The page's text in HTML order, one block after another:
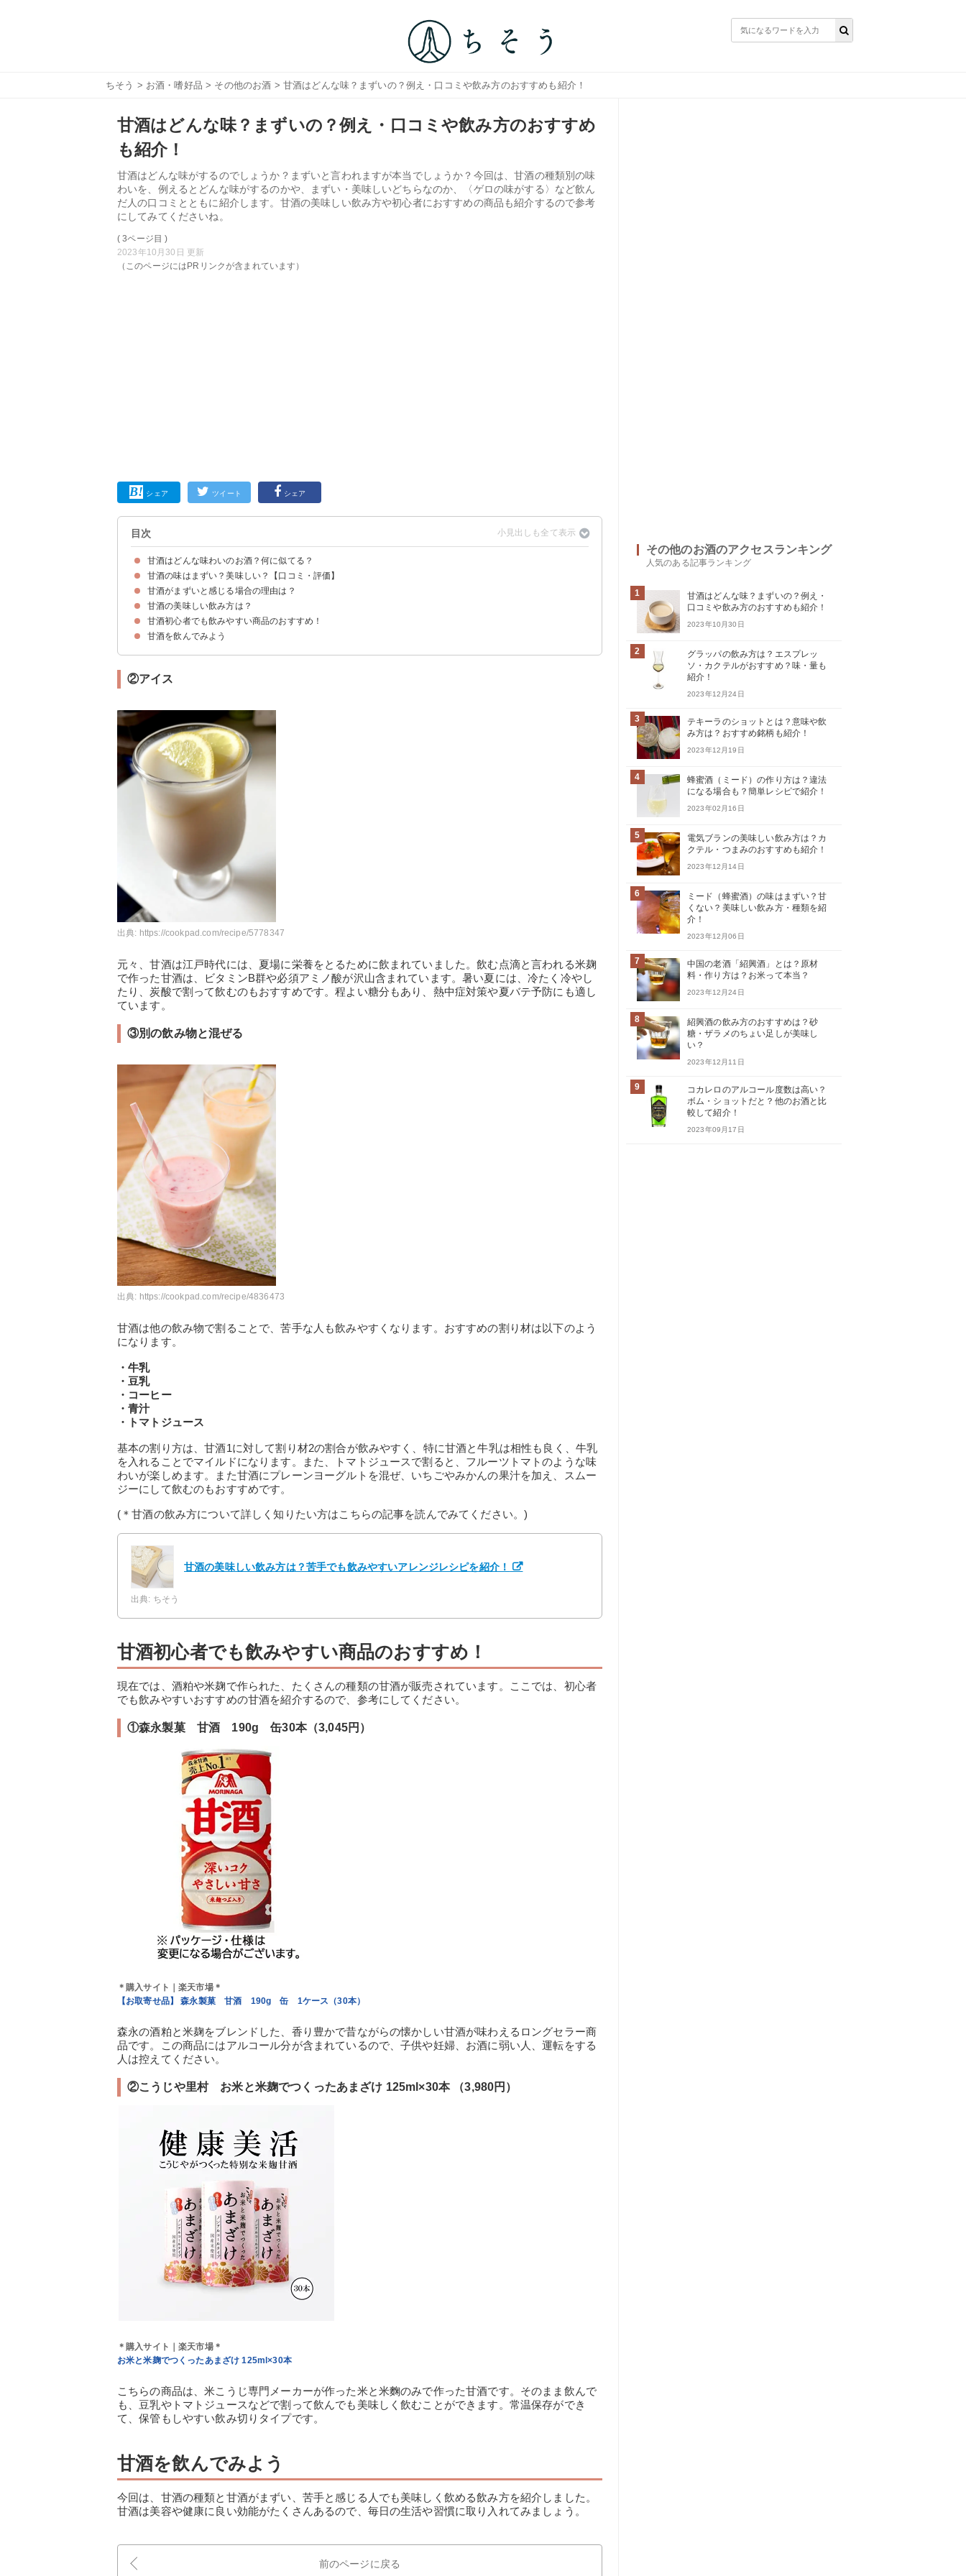
ちそう > お酒・嗜好品 > その他のお酒 > 甘酒はどんな味？まずいの？例え・口コミや飲み方のおすすめも紹介！
甘酒はどんな味？まずいの？例え・口コミや飲み方のおすすめ
も紹介！
甘酒はどんな味がするのでしょうか？まずいと言われますが本当でしょうか？今回は、甘酒の種類別の味
わいを、例えるとどんな味がするのかや、まずい・美味しいどちらなのか、〈ゲロの味がする〉など飲ん
だ人の口コミとともに紹介します。甘酒の美味しい飲み方や初心者におすすめの商品も紹介するので参考
にしてみてくださいね。
( 3ページ目 )
2023年10月30日 更新
（このページにはPRリンクが含まれています）
シェア ツイート シェア
目次
甘酒はどんな味わいのお酒？何に似てる？
【前提】甘酒は2種類ある
米麹＋米で作られた甘酒の味わい・風味は？例えると何に似てる？
酒粕で作られた甘酒の味わい・風味は？例えると何に似てる？
甘酒の味はまずい？美味しい？【口コミ・評価】
甘酒をまずいと感じる人の口コミ・評価
甘酒を美味しいと感じる人の口コミ・評価
甘酒がまずいと感じる場合の理由は？
①甘すぎる
②アルコール臭が苦手
③見た目が苦手
甘酒の美味しい飲み方は？
①ホット
②アイス
③別の飲み物と混ぜる
甘酒初心者でも飲みやすい商品のおすすめ！
①森永製菓 甘酒 190g 缶30本（3,045円）
②こうじや里村 お米と米麹でつくったあまざけ 125ml×30本 （3,980円）
甘酒を飲んでみよう
②アイス
出典: https://cookpad.com/recipe/5778347
元々、甘酒は江戸時代には、夏場に栄養をとるために飲まれていました。飲む点滴と言われる米麹
で作った甘酒は、ビタミンB群や必須アミノ酸が沢山含まれています。暑い夏には、冷たく冷やし
たり、炭酸で割って飲むのもおすすめです。程よい糖分もあり、熱中症対策や夏バテ予防にも適し
ています。
③別の飲み物と混ぜる
出典: https://cookpad.com/recipe/4836473
甘酒は他の飲み物で割ることで、苦手な人も飲みやすくなります。おすすめの割り材は以下のよう
になります。
・牛乳
・豆乳
・コーヒー
・青汁
・トマトジュース
基本の割り方は、甘酒1に対して割り材2の割合が飲みやすく、特に甘酒と牛乳は相性も良く、牛乳
を入れることでマイルドになります。また、トマトジュースで割ると、フルーツトマトのような味
わいが楽しめます。また甘酒にプレーンヨーグルトを混ぜ、いちごやみかんの果汁を加え、スムー
ジーにして飲むのもおすすめです。
(＊甘酒の飲み方について詳しく知りたい方はこちらの記事を読んでみてください。)
甘酒の美味しい飲み方は？苦手でも飲みやすいアレンジレシピを紹介！
出典: ちそう
甘酒初心者でも飲みやすい商品のおすすめ！
現在では、酒粕や米麹で作られた、たくさんの種類の甘酒が販売されています。ここでは、初心者
でも飲みやすいおすすめの甘酒を紹介するので、参考にしてください。
①森永製菓 甘酒 190g 缶30本（3,045円）
＊購入サイト｜楽天市場＊
【お取寄せ品】 森永製菓 甘酒 190g 缶 1ケース（30本）
森永の酒粕と米麹をブレンドした、香り豊かで昔ながらの懐かしい甘酒が味わえるロングセラー商
品です。この商品にはアルコール分が含まれているので、子供や妊婦、お酒に弱い人、運転をする
人は控えてください。
②こうじや里村 お米と米麹でつくったあまざけ 125ml×30本 （3,980円）
＊購入サイト｜楽天市場＊
お米と米麹でつくったあまざけ 125ml×30本
こちらの商品は、米こうじ専門メーカーが作った米と米麴のみで作った甘酒です。そのまま飲んで
も、豆乳やトマトジュースなどで割って飲んでも美味しく飲むことができます。常温保存ができ
て、保管もしやすい飲み切りタイプです。
甘酒を飲んでみよう
今回は、甘酒の種類と甘酒がまずい、苦手と感じる人でも美味しく飲める飲み方を紹介しました。
甘酒は美容や健康に良い効能がたくさんあるので、毎日の生活や習慣に取り入れてみましょう。
前のページに戻る
その他のお酒のアクセスランキング
人気のある記事ランキング
1
甘酒はどんな味？まずいの？例え・
口コミや飲み方のおすすめも紹介！
2023年10月30日
2
グラッパの飲み方は？エスプレッ
ソ・カクテルがおすすめ？味・量も
紹介！
2023年12月24日
3
テキーラのショットとは？意味や飲
み方は？おすすめ銘柄も紹介！
2023年12月19日
4
蜂蜜酒（ミード）の作り方は？違法
になる場合も？簡単レシピで紹介！
2023年02月16日
5
電気ブランの美味しい飲み方は？カ
クテル・つまみのおすすめも紹介！
2023年12月14日
6
ミード（蜂蜜酒）の味はまずい？甘
くない？美味しい飲み方・種類を紹
介！
2023年12月06日
7
中国の老酒「紹興酒」とは？原材
料・作り方は？お米って本当？
2023年12月24日
8
紹興酒の飲み方のおすすめは？砂
糖・ザラメのちょい足しが美味し
い？
2023年12月11日
9
コカレロのアルコール度数は高い？
ボム・ショットだと？他のお酒と比
較して紹介！
2023年09月17日